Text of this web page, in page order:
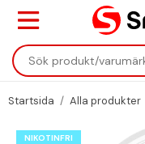
Startsida / Alla produkter
NIKOTINFRI